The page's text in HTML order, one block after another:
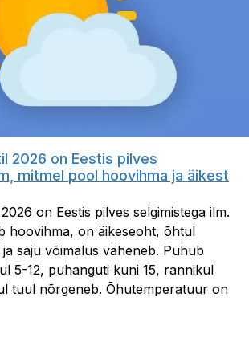
2026 on Eestis pilves
mitmel pool hoovihma ja äikest
on Eestis pilves selgimistega ilm.
hoovihma, on äikeseoht, õhtul
saju võimalus väheneb. Puhub
5-12, puhanguti kuni 15, rannikul
tuul nõrgeneb. Õhutemperatuur on